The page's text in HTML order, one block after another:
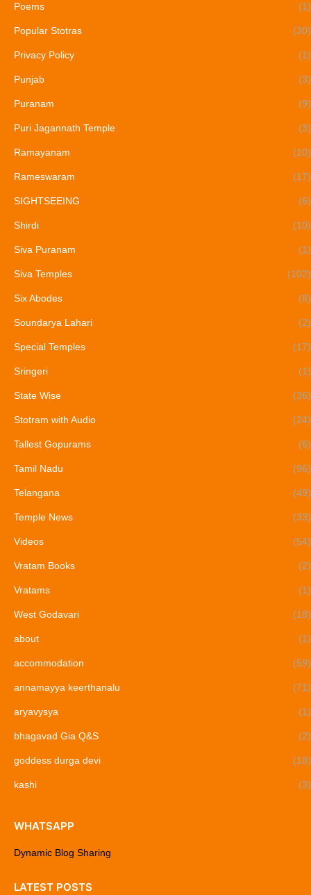
Poems (1)
Popular Stotras (30)
Privacy Policy (1)
Punjab (3)
Puranam (9)
Puri Jagannath Temple (3)
Ramayanam (10)
Rameswaram (17)
SIGHTSEEING (6)
Shirdi (10)
Siva Puranam (1)
Siva Temples (102)
Six Abodes (8)
Soundarya Lahari (2)
Special Temples (17)
Sringeri (1)
State Wise (36)
Stotram with Audio (24)
Tallest Gopurams (6)
Tamil Nadu (96)
Telangana (49)
Temple News (33)
Videos (54)
Vratam Books (2)
Vratams (1)
West Godavari (18)
about (1)
accommodation (59)
annamayya keerthanalu (71)
aryavysya (1)
bhagavad Gia Q&S (2)
goddess durga devi (18)
kashi (3)
WHATSAPP
Dynamic Blog Sharing
LATEST POSTS